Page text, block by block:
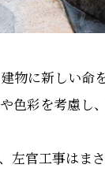
物に新しい命
色彩を考慮し
左官工事はま